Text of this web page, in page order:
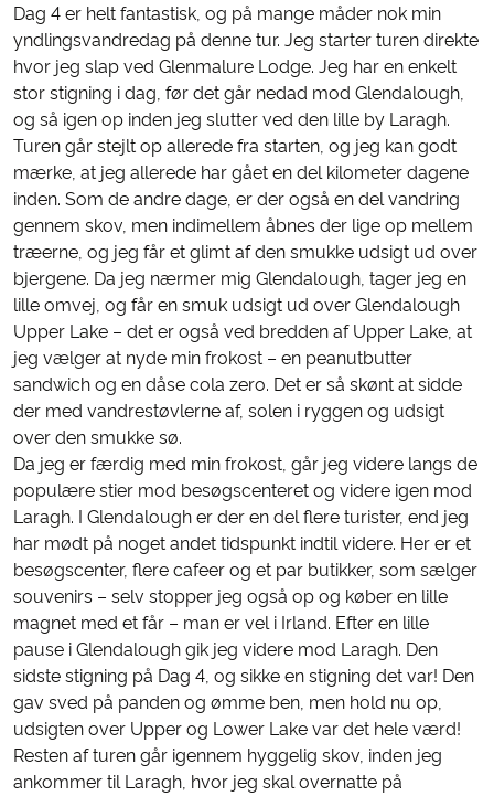
Dag 4 er helt fantastisk, og på mange måder nok min
yndlingsvandredag på denne tur. Jeg starter turen direkte
hvor jeg slap ved Glenmalure Lodge. Jeg har en enkelt
stor stigning i dag, før det går nedad mod Glendalough,
og så igen op inden jeg slutter ved den lille by Laragh.
Turen går stejlt op allerede fra starten, og jeg kan godt
mærke, at jeg allerede har gået en del kilometer dagene
inden. Som de andre dage, er der også en del vandring
gennem skov, men indimellem åbnes der lige op mellem
træerne, og jeg får et glimt af den smukke udsigt ud over
bjergene. Da jeg nærmer mig Glendalough, tager jeg en
lille omvej, og får en smuk udsigt ud over Glendalough
Upper Lake – det er også ved bredden af Upper Lake, at
jeg vælger at nyde min frokost – en peanutbutter
sandwich og en dåse cola zero. Det er så skønt at sidde
der med vandrestøvlerne af, solen i ryggen og udsigt
over den smukke sø.
Da jeg er færdig med min frokost, går jeg videre langs de
populære stier mod besøgscenteret og videre igen mod
Laragh. I Glendalough er der en del flere turister, end jeg
har mødt på noget andet tidspunkt indtil videre. Her er et
besøgscenter, flere cafeer og et par butikker, som sælger
souvenirs – selv stopper jeg også op og køber en lille
magnet med et får – man er vel i Irland. Efter en lille
pause i Glendalough gik jeg videre mod Laragh. Den
sidste stigning på Dag 4, og sikke en stigning det var! Den
gav sved på panden og ømme ben, men hold nu op,
udsigten over Upper og Lower Lake var det hele værd!
Resten af turen går igennem hyggelig skov, inden jeg
ankommer til Laragh, hvor jeg skal overnatte på